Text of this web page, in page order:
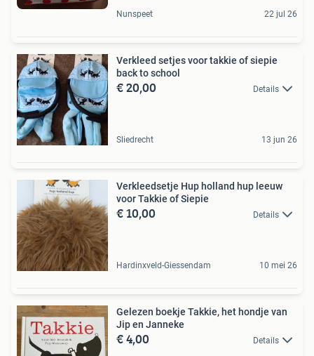
Nunspeet 22 jul 26
Verkleed setjes voor takkie of siepie
back to school
€ 20,00 Details
Sliedrecht 13 jun 26
Verkleedsetje Hup holland hup leeuw
voor Takkie of Siepie
€ 10,00 Details
Hardinxveld-Giessendam 10 mei 26
Gelezen boekje Takkie, het hondje van
Jip en Janneke
€ 4,00 Details